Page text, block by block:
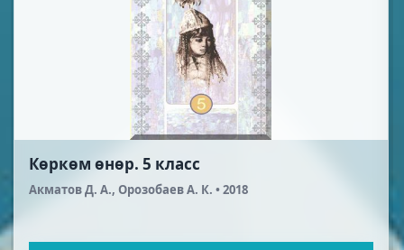
Изобразительно-художественное
творчество. 6 класс